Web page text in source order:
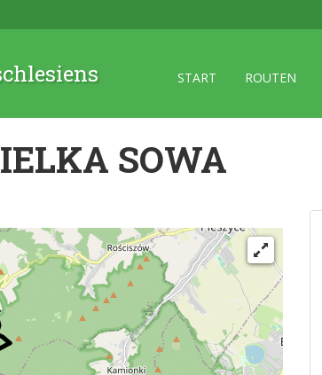
START ROUTEN
SOWA